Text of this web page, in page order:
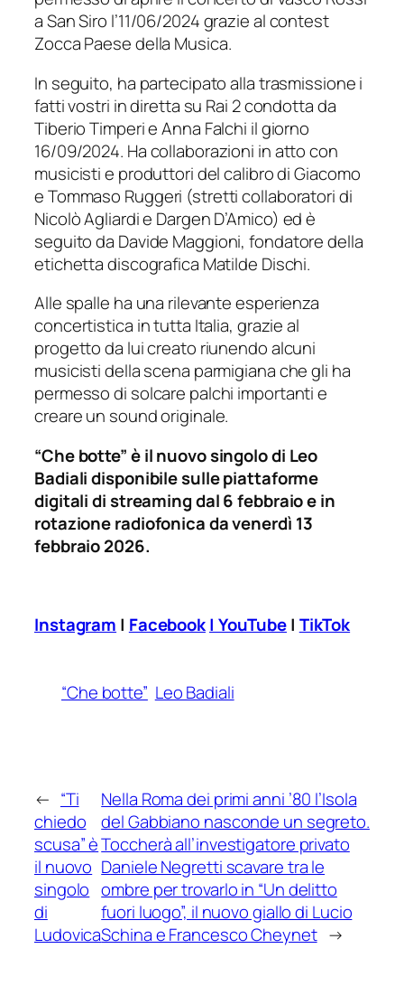
a San Siro l’11/06/2024 grazie al contest
Zocca Paese della Musica.
In seguito, ha partecipato alla trasmissione i
fatti vostri in diretta su Rai 2 condotta da
Tiberio Timperi e Anna Falchi il giorno
16/09/2024. Ha collaborazioni in atto con
musicisti e produttori del calibro di Giacomo
e Tommaso Ruggeri (stretti collaboratori di
Nicolò Agliardi e Dargen D’Amico) ed è
seguito da Davide Maggioni, fondatore della
etichetta discografica Matilde Dischi.
Alle spalle ha una rilevante esperienza
concertistica in tutta Italia, grazie al
progetto da lui creato riunendo alcuni
musicisti della scena parmigiana che gli ha
permesso di solcare palchi importanti e
creare un sound originale.
“Che botte” è il nuovo singolo di Leo
Badiali disponibile sulle piattaforme
digitali di streaming dal 6 febbraio e in
rotazione radiofonica da venerdì 13
febbraio 2026.
Instagram | Facebook| YouTube| TikTok
“Che botte” Leo Badiali
← “Ti
chiedo
scusa” è
il nuovo
singolo
di
Ludovica
Nella Roma dei primi anni ’80 l’Isola
del Gabbiano nasconde un segreto.
Toccherà all’investigatore privato
Daniele Negretti scavare tra le
ombre per trovarlo in “Un delitto
fuori luogo”, il nuovo giallo di Lucio
Schina e Francesco Cheynet →